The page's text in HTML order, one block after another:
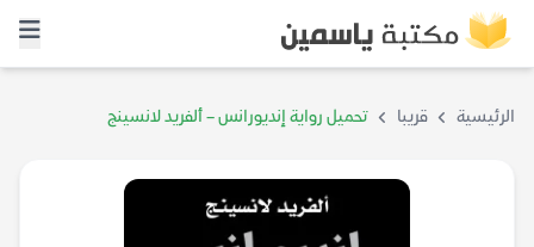
الرئيسية قريبا تحميل رواية إنديورانس – ألفريد لانسينج